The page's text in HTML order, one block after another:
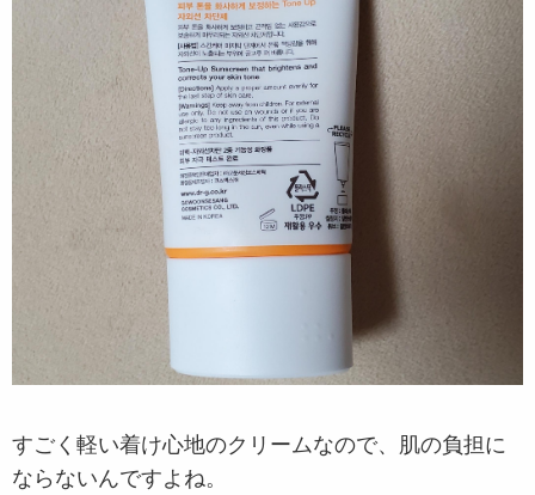
すごく軽い着け心地のクリームなので、肌の負担に
ならないんですよね。